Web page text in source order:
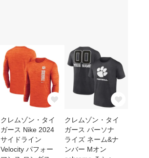
クレムゾン・タイ
ガース Nike 2024
サイドライン
Velocity パフォー
クレムゾン・タイ
ガース パーソナ
ライズ ネーム&ナ
ンバー Mオン